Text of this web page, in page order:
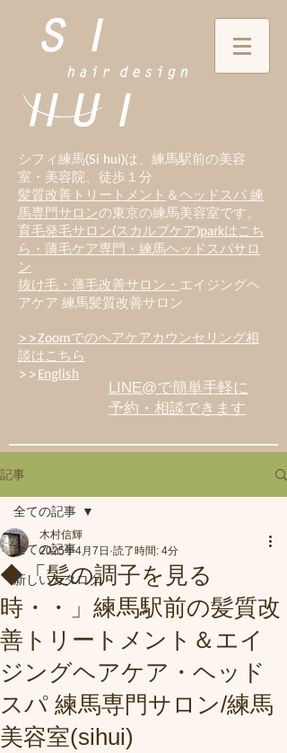
シフィ練馬(Si hui)は、 練馬駅前の美容
室・美容院、徒歩１分
髪質改善トリートメント ＆ヘッドスパ 練
馬専門サロンの東京の練馬美容室です。
育毛発毛サロン(スカルプケア)parkはこち
ら・薄毛ケア専門・練馬ヘッドスパサロ
ン
抜け毛・薄毛改善サロン・ エイジングヘ
アケア 練馬髪質改善サロン
>>Zoomでのヘアケアカウンセリング相
談はこちら
>>English
LINE@で簡単手軽に
予約・相談できます
記事
全ての記事
新しいカタログ
全ての記事
◆「髪の調子を見る
時・・」練馬駅前の髪質改
善トリートメント＆エイ
ジングヘアケア・ヘッド
スパ 練馬専門サロン/練馬
美容室(sihui)
木村信輝
2025年4月7日 読了時間: 4分